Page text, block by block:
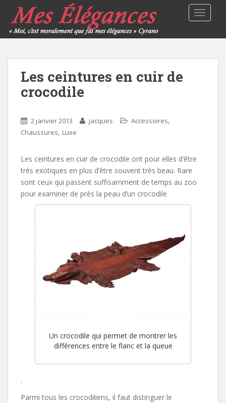
Les ceintures en cuir de
crocodile
2 janvier 2013 jacques Accessoires,
Chaussures, Luxe
Les ceintures en cuir de crocodile ont pour elles d’être
très exotiques en plus d’être souvent très beau. Rare
sont ceux qui passent suffisamment de temps au zoo
pour examiner de près la peau d’un crocodile
Un crocodile qui permet de montrer les
différences entre le flanc et la queue
.
Parmi tous les crocodiliens, il faut distinguer le